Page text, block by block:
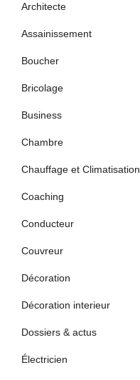
Architecte
Assainissement
Boucher
Bricolage
Business
Chambre
Chauffage et Climatisation
Coaching
Conducteur
Couvreur
Décoration
Décoration interieur
Dossiers & actus
Électricien